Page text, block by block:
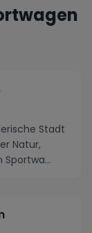
Stadt
Natur,